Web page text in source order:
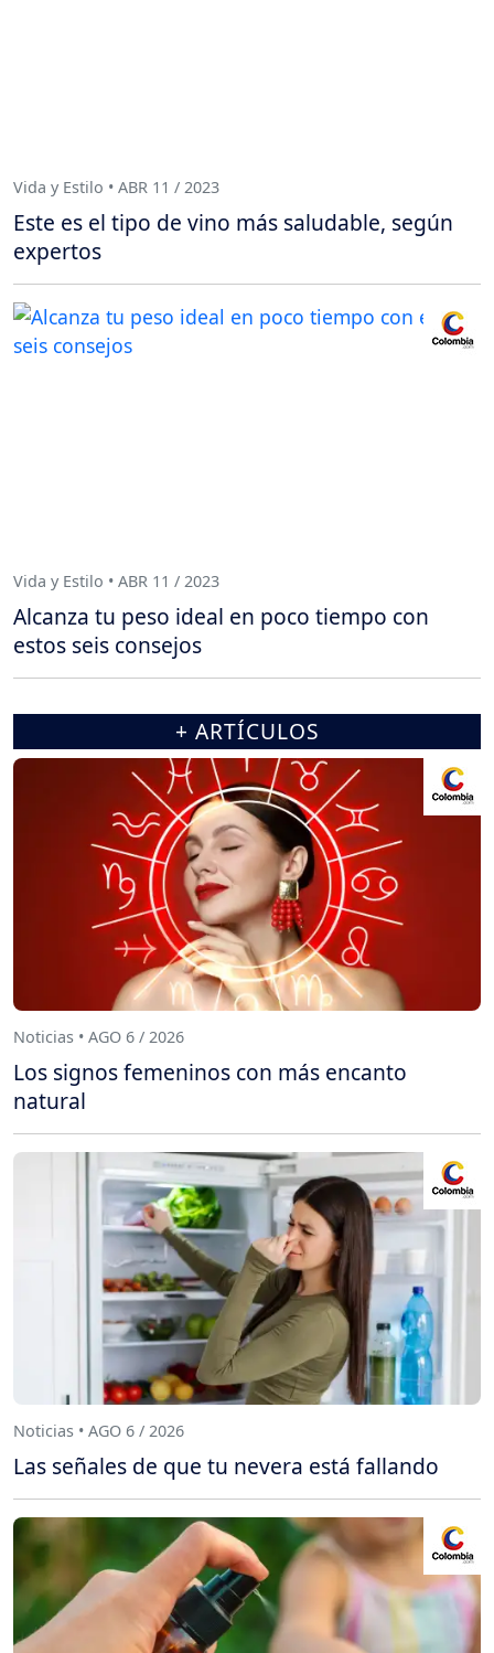
Vida y Estilo • ABR 11 / 2023
Este es el tipo de vino más saludable, según
expertos
Vida y Estilo • ABR 11 / 2023
Alcanza tu peso ideal en poco tiempo con
estos seis consejos
+ ARTÍCULOS
Noticias • AGO 6 / 2026
Los signos femeninos con más encanto
natural
Noticias • AGO 6 / 2026
Las señales de que tu nevera está fallando